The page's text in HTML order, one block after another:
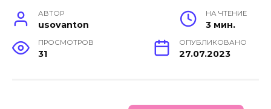
АВТОР
usovanton
НА ЧТЕНИЕ
3 мин.
ПРОСМОТРОВ
31
ОПУБЛИКОВАНО
27.07.2023